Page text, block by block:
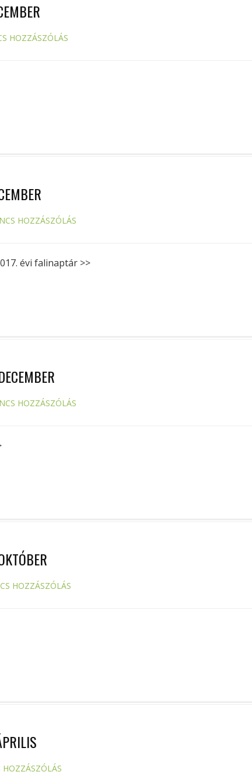
HOZZÁSZÓLÁS
HOZZÁSZÓLÁS
évi falinaptár >>
HOZZÁSZÓLÁS
HOZZÁSZÓLÁS
HOZZÁSZÓLÁS